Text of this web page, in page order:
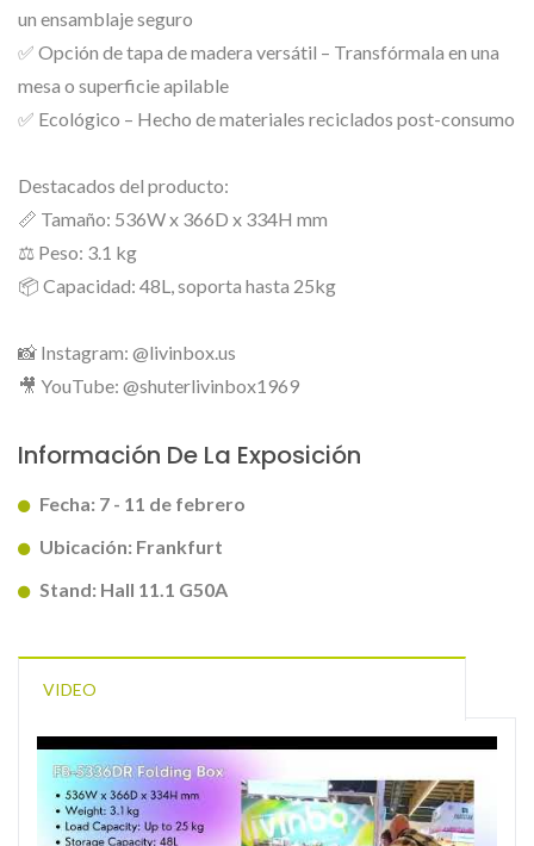
un ensamblaje seguro
✅ Opción de tapa de madera versátil – Transfórmala en una
mesa o superficie apilable
✅ Ecológico – Hecho de materiales reciclados post-consumo
Destacados del producto:
📏 Tamaño: 536W x 366D x 334H mm
⚖️ Peso: 3.1 kg
📦 Capacidad: 48L, soporta hasta 25kg
📸 Instagram: @livinbox.us
🎥 YouTube: @shuterlivinbox1969
Información De La Exposición
Fecha: 7 - 11 de febrero
Ubicación: Frankfurt
Stand: Hall 11.1 G50A
VIDEO